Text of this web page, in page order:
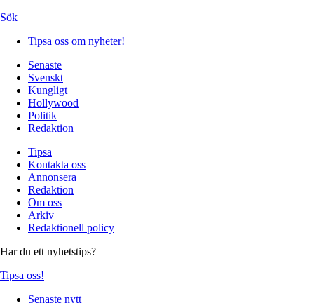
Sök
Tipsa oss om nyheter!
Senaste
Svenskt
Kungligt
Hollywood
Politik
Redaktion
Tipsa
Kontakta oss
Annonsera
Redaktion
Om oss
Arkiv
Redaktionell policy
Har du ett nyhetstips?
Tipsa oss!
Senaste nytt